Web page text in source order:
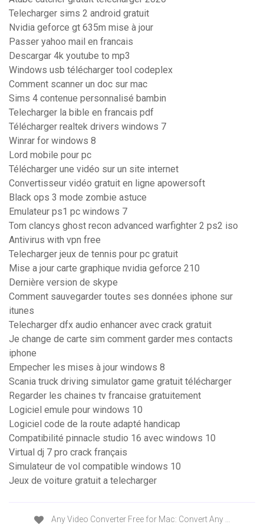
Telecharger sims 2 android gratuit
Nvidia geforce gt 635m mise à jour
Passer yahoo mail en francais
Descargar 4k youtube to mp3
Windows usb télécharger tool codeplex
Comment scanner un doc sur mac
Sims 4 contenue personnalisé bambin
Telecharger la bible en francais pdf
Télécharger realtek drivers windows 7
Winrar for windows 8
Lord mobile pour pc
Télécharger une vidéo sur un site internet
Convertisseur vidéo gratuit en ligne apowersoft
Black ops 3 mode zombie astuce
Emulateur ps1 pc windows 7
Tom clancys ghost recon advanced warfighter 2 ps2 iso
Antivirus with vpn free
Telecharger jeux de tennis pour pc gratuit
Mise a jour carte graphique nvidia geforce 210
Dernière version de skype
Comment sauvegarder toutes ses données iphone sur
itunes
Telecharger dfx audio enhancer avec crack gratuit
Je change de carte sim comment garder mes contacts
iphone
Empecher les mises à jour windows 8
Scania truck driving simulator game gratuit télécharger
Regarder les chaines tv francaise gratuitement
Logiciel emule pour windows 10
Logiciel code de la route adapté handicap
Compatibilité pinnacle studio 16 avec windows 10
Virtual dj 7 pro crack français
Simulateur de vol compatible windows 10
Jeux de voiture gratuit a telecharger
Any Video Converter Free for Mac: Convert Any …